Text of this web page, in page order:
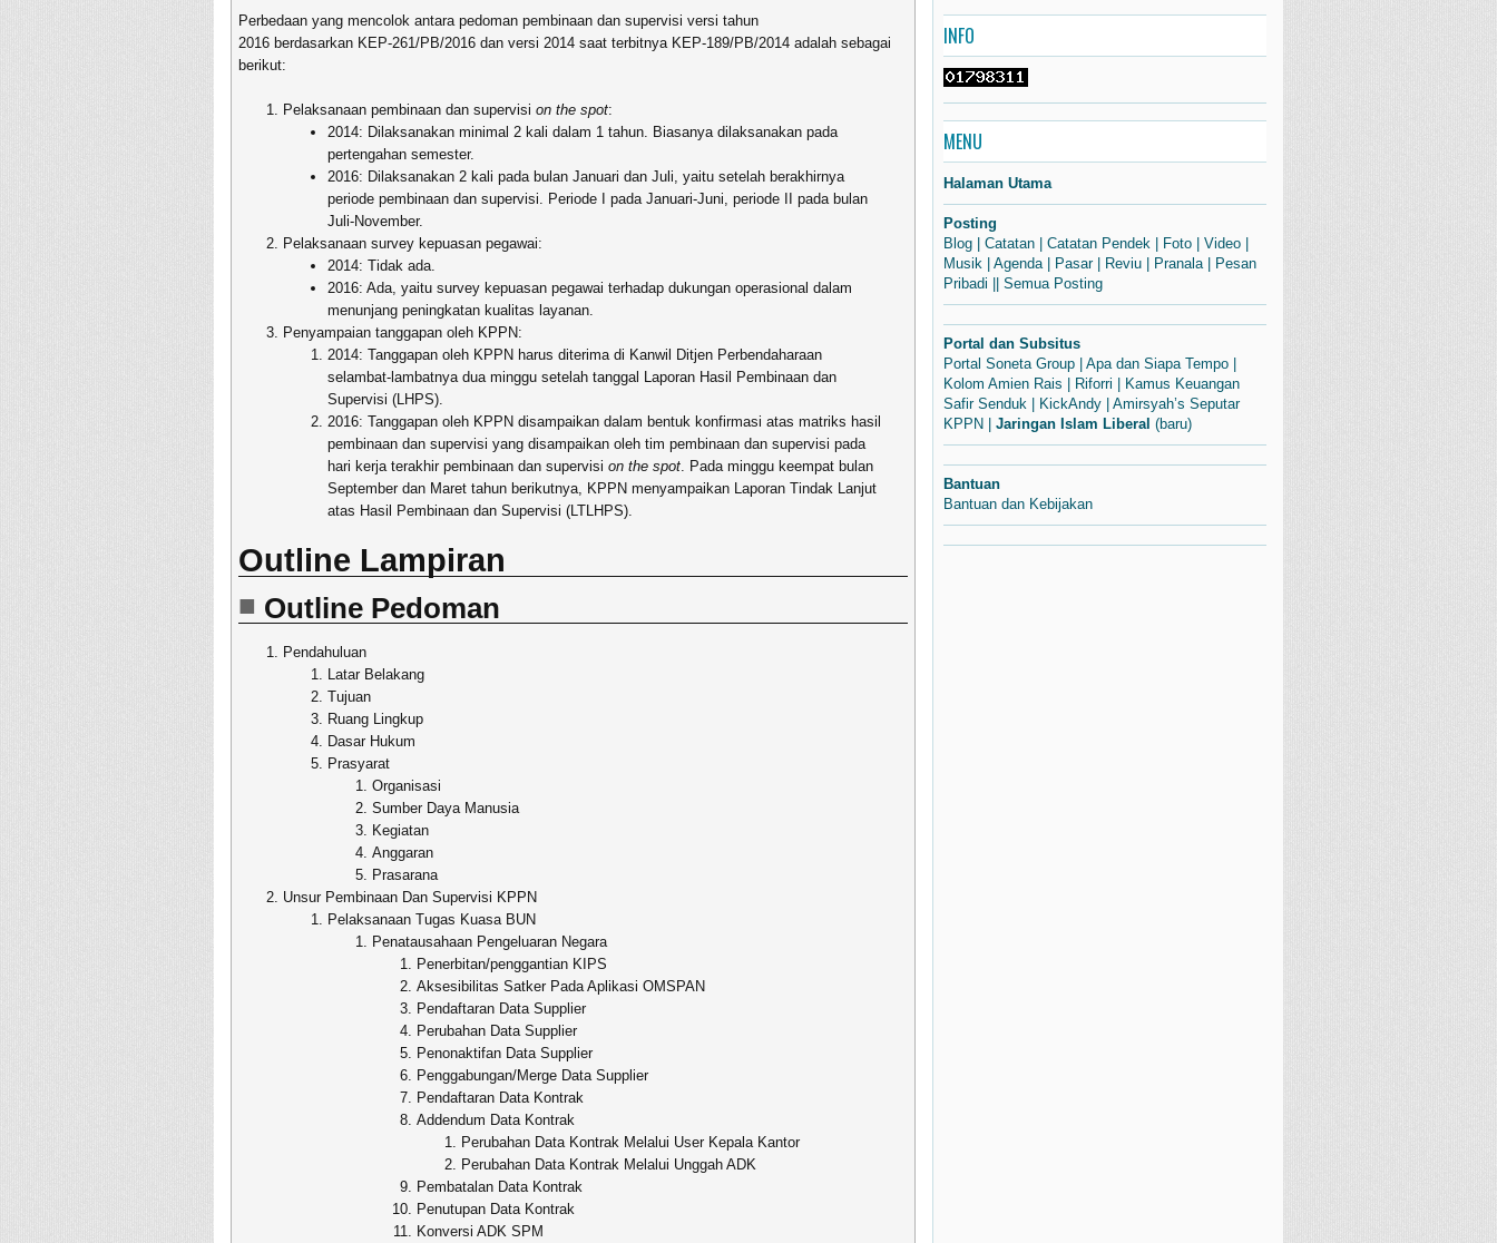
Perbedaan yang mencolok antara pedoman pembinaan dan supervisi versi tahun
2016 berdasarkan KEP-261/PB/2016 dan versi 2014 saat terbitnya KEP-189/PB/2014 adalah sebagai
berikut:
Pelaksanaan pembinaan dan supervisi on the spot:
2014: Dilaksanakan minimal 2 kali dalam 1 tahun. Biasanya dilaksanakan pada
pertengahan semester.
2016: Dilaksanakan 2 kali pada bulan Januari dan Juli, yaitu setelah berakhirnya
periode pembinaan dan supervisi. Periode I pada Januari-Juni, periode II pada bulan
Juli-November.
Pelaksanaan survey kepuasan pegawai:
2014: Tidak ada.
2016: Ada, yaitu survey kepuasan pegawai terhadap dukungan operasional dalam
menunjang peningkatan kualitas layanan.
Penyampaian tanggapan oleh KPPN:
2014: Tanggapan oleh KPPN harus diterima di Kanwil Ditjen Perbendaharaan
selambat-lambatnya dua minggu setelah tanggal Laporan Hasil Pembinaan dan
Supervisi (LHPS).
2016: Tanggapan oleh KPPN disampaikan dalam bentuk konfirmasi atas matriks hasil
pembinaan dan supervisi yang disampaikan oleh tim pembinaan dan supervisi pada
hari kerja terakhir pembinaan dan supervisi on the spot. Pada minggu keempat bulan
September dan Maret tahun berikutnya, KPPN menyampaikan Laporan Tindak Lanjut
atas Hasil Pembinaan dan Supervisi (LTLHPS).
Outline Lampiran
Outline Pedoman
Pendahuluan
Latar Belakang
Tujuan
Ruang Lingkup
Dasar Hukum
Prasyarat
Organisasi
Sumber Daya Manusia
Kegiatan
Anggaran
Prasarana
Unsur Pembinaan Dan Supervisi KPPN
Pelaksanaan Tugas Kuasa BUN
Penatausahaan Pengeluaran Negara
Penerbitan/penggantian KIPS
Aksesibilitas Satker Pada Aplikasi OMSPAN
Pendaftaran Data Supplier
Perubahan Data Supplier
Penonaktifan Data Supplier
Penggabungan/Merge Data Supplier
Pendaftaran Data Kontrak
Addendum Data Kontrak
Perubahan Data Kontrak Melalui User Kepala Kantor
Perubahan Data Kontrak Melalui Unggah ADK
Pembatalan Data Kontrak
Penutupan Data Kontrak
Konversi ADK SPM
INFO
MENU
Halaman Utama
Posting
Blog
Catatan Catatan Pendek Foto Video
Musik
Agenda| Pasar| Reviu Pranala|
Pesan
Pribadi
Semua Posting
Portal dan Subsitus
Portal Soneta Group
Apa dan Siapa Tempo
Kolom Amien Rais
Riforri
Kamus Keuangan
Safir Senduk
KickAndy
Amirsyah’s Seputar
KPPN
Jaringan Islam Liberal (baru)
Bantuan
Bantuan dan Kebijakan